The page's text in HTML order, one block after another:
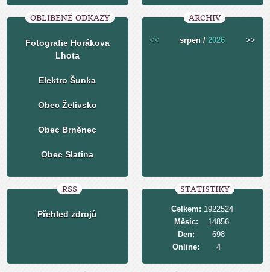
OBLÍBENÉ ODKAZY
Fotografie Horákova
Lhota
Elektro Šunka
Obec Želivsko
Obec Brněnec
Obec Slatina
ARCHIV
<< srpen /2026 >>
RSS
Přehled zdrojů
STATISTIKY
Online: 4
Celkem: 1922524
Měsíc:
14856
Den:
698